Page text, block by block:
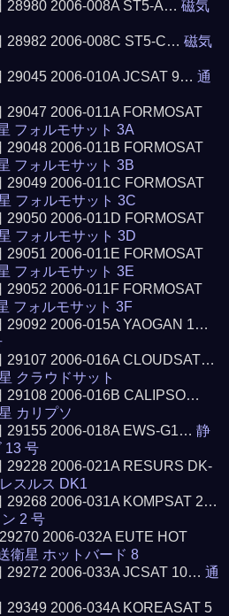
28980 2006-008A ST5-A…磁気
28982 2006-008C ST5-C…磁気
29045 2006-010A JCSAT 9…通
29047 2006-011A FORMOSAT
フォルモサット 3A
29048 2006-011B FORMOSAT
フォルモサット 3B
29049 2006-011C FORMOSAT
フォルモサット 3C
29050 2006-011D FORMOSAT
フォルモサット 3D
29051 2006-011E FORMOSAT
フォルモサット 3E
29052 2006-011F FORMOSAT
フォルモサット 3F
29092 2006-015A YAOGAN 1…
29107 2006-016A CLOUDSAT…
クラウドサット
29108 2006-016B CALIPSO…
カリプソ
29155 2006-018A EWS-G1…静
13 号
29228 2006-021A RESURS DK-
スルス DK1
29268 2006-031A KOMPSAT 2…
2 号
2006-032A EUTE HOT
衛星 ホットバード 8
29272 2006-033A JCSAT 10…通
29349 2006-034A KOREASAT 5